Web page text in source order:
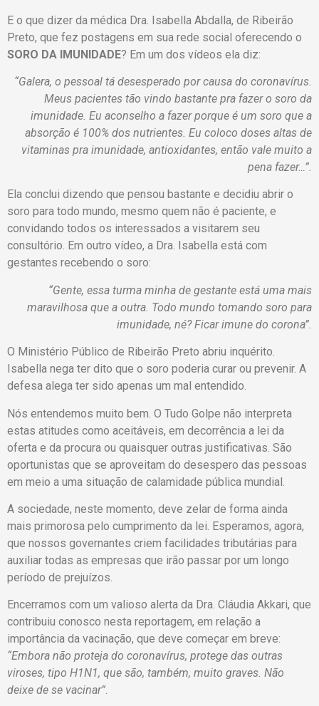
E o que dizer da médica Dra. Isabella Abdalla, de Ribeirão
Preto, que fez postagens em sua rede social oferecendo o
SORO DA IMUNIDADE? Em um dos vídeos ela diz:
“Galera, o pessoal tá desesperado por causa do coronavírus.
Meus pacientes tão vindo bastante pra fazer o soro da
imunidade. Eu aconselho a fazer porque é um soro que a
absorção é 100% dos nutrientes. Eu coloco doses altas de
vitaminas pra imunidade, antioxidantes, então vale muito a
pena fazer…”.
Ela conclui dizendo que pensou bastante e decidiu abrir o
soro para todo mundo, mesmo quem não é paciente, e
convidando todos os interessados a visitarem seu
consultório. Em outro vídeo, a Dra. Isabella está com
gestantes recebendo o soro:
“Gente, essa turma minha de gestante está uma mais
maravilhosa que a outra. Todo mundo tomando soro para
imunidade, né? Ficar imune do corona”.
O Ministério Público de Ribeirão Preto abriu inquérito.
Isabella nega ter dito que o soro poderia curar ou prevenir. A
defesa alega ter sido apenas um mal entendido.
Nós entendemos muito bem. O Tudo Golpe não interpreta
estas atitudes como aceitáveis, em decorrência a lei da
oferta e da procura ou quaisquer outras justificativas. São
oportunistas que se aproveitam do desespero das pessoas
em meio a uma situação de calamidade pública mundial.
A sociedade, neste momento, deve zelar de forma ainda
mais primorosa pelo cumprimento da lei. Esperamos, agora,
que nossos governantes criem facilidades tributárias para
auxiliar todas as empresas que irão passar por um longo
período de prejuízos.
Encerramos com um valioso alerta da Dra. Cláudia Akkari, que
contribuiu conosco nesta reportagem, em relação a
importância da vacinação, que deve começar em breve:
“Embora não proteja do coronavírus, protege das outras
viroses, tipo H1N1, que são, também, muito graves. Não
deixe de se vacinar”.